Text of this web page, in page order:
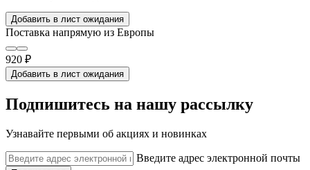
Добавить в лист ожидания
Поставка напрямую из Европы
920 ₽
Добавить в лист ожидания
Подпишитесь на нашу рассылку
Узнавайте первыми об акциях и новинках
Введите адрес электронной почты